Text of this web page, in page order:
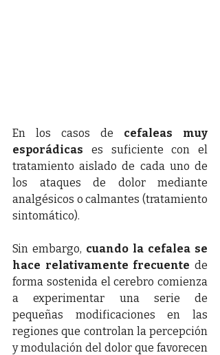
En los casos de cefaleas muy
esporádicas es suficiente con el
tratamiento aislado de cada uno de
los ataques de dolor mediante
analgésicos o calmantes (tratamiento
sintomático).
Sin embargo, cuando la cefalea se
hace relativamente frecuente de
forma sostenida el cerebro comienza
a experimentar una serie de
pequeñas modificaciones en las
regiones que controlan la percepción
y modulación del dolor que favorecen